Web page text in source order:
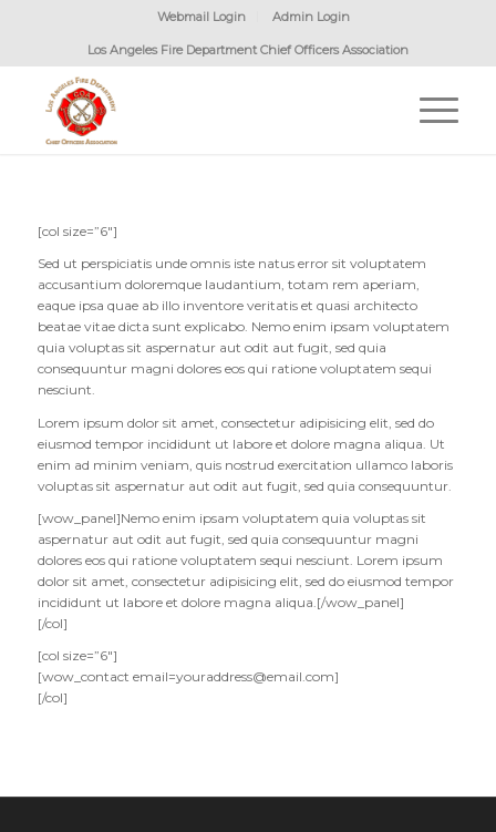
Webmail Login Admin Login
Los Angeles Fire Department Chief Officers Association
[col size=”6″]
Sed ut perspiciatis unde omnis iste natus error sit voluptatem
accusantium doloremque laudantium, totam rem aperiam,
eaque ipsa quae ab illo inventore veritatis et quasi architecto
beatae vitae dicta sunt explicabo. Nemo enim ipsam voluptatem
quia voluptas sit aspernatur aut odit aut fugit, sed quia
consequuntur magni dolores eos qui ratione voluptatem sequi
nesciunt.
Lorem ipsum dolor sit amet, consectetur adipisicing elit, sed do
eiusmod tempor incididunt ut labore et dolore magna aliqua. Ut
enim ad minim veniam, quis nostrud exercitation ullamco laboris
voluptas sit aspernatur aut odit aut fugit, sed quia consequuntur.
[wow_panel]Nemo enim ipsam voluptatem quia voluptas sit
aspernatur aut odit aut fugit, sed quia consequuntur magni
dolores eos qui ratione voluptatem sequi nesciunt. Lorem ipsum
dolor sit amet, consectetur adipisicing elit, sed do eiusmod tempor
incididunt ut labore et dolore magna aliqua.[/wow_panel]
[/col]
[col size=”6″]
[wow_contact email=youraddress@email.com]
[/col]